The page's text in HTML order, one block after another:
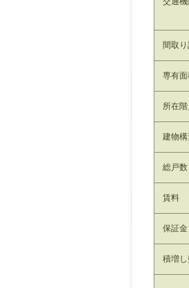
間取
専有
所在
建物構
総戸数
賃料
保証金
積増